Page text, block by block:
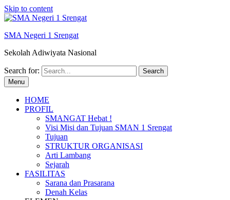
Skip to content
SMA Negeri 1 Srengat
Sekolah Adiwiyata Nasional
Search for:
Menu
HOME
PROFIL
SMANGAT Hebat !
Visi Misi dan Tujuan SMAN 1 Srengat
Tujuan
STRUKTUR ORGANISASI
Arti Lambang
Sejarah
FASILITAS
Sarana dan Prasarana
Denah Kelas